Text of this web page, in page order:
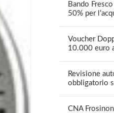
Bando
50% per
Voucher
10.000 euro
Revisione
obbligatorio
CNA